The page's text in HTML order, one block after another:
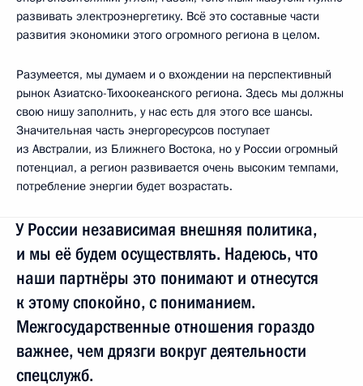
развивать электроэнергетику. Всё это составные части
развития экономики этого огромного региона в целом.
Разумеется, мы думаем и о вхождении на перспективный
рынок Азиатско-Тихоокеанского региона. Здесь мы должны
свою нишу заполнить, у нас есть для этого все шансы.
Значительная часть энергоресурсов поступает
из Австралии, из Ближнего Востока, но у России огромный
потенциал, а регион развивается очень высоким темпами,
потребление энергии будет возрастать.
У России независимая внешняя политика,
и мы её будем осуществлять. Надеюсь, что
наши партнёры это понимают и отнесутся
к этому спокойно, с пониманием.
Межгосударственные отношения гораздо
важнее, чем дрязги вокруг деятельности
спецслужб.